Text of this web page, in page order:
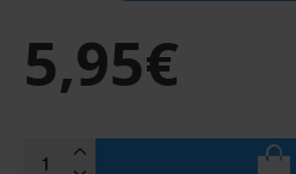
5,95€